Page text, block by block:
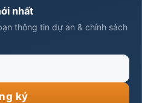
nhất
thông tin dự án & chính sách
ký